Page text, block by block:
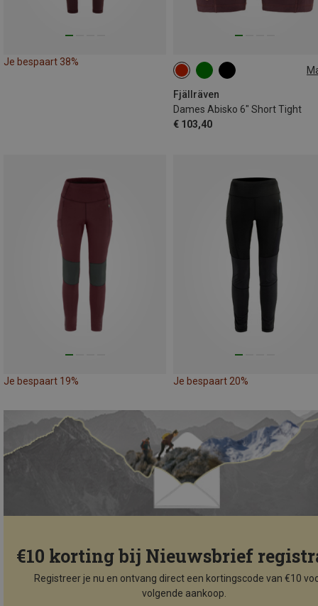
Je bespaart 38%
Fjällräven
Dames Abisko 6" Short Tight
€ 103,40
XS L
Je bespaart 19% Je bespaart 20%
€10 korting bij Nieuwsbrief
Registreer je nu en ontvang direct een kortingscode van €10
volgende aankoop.